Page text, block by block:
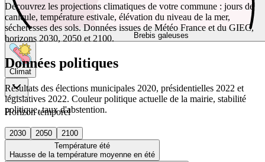
Brebis galeuses
Climat
Horizon temporel
2030 2050
2100
Température été
Hausse de la température moyenne en été
Découvrez les projections climatiques de votre commune : jours de
canicule, température estivale, élévation du niveau de la mer,
sécheresses des sols. Données issues de Météo France et du GIEC,
horizons 2030, 2050 et 2100.
Données politiques
Résultats des élections municipales 2020, présidentielles 2022 et
législatives 2022. Couleur politique actuelle de la mairie, stabilité
politique, taux d'abstention.